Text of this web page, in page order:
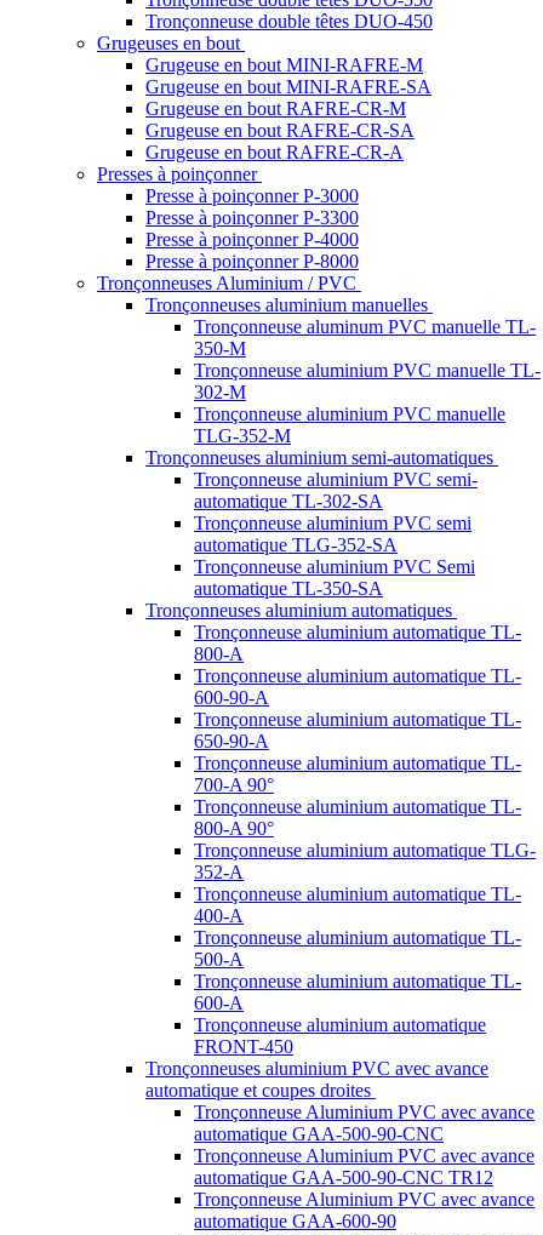
Tronçonneuse double têtes DUO-450
Grugeuses en bout
Grugeuse en bout MINI-RAFRE-M
Grugeuse en bout MINI-RAFRE-SA
Grugeuse en bout RAFRE-CR-M
Grugeuse en bout RAFRE-CR-SA
Grugeuse en bout RAFRE-CR-A
Presses à poinçonner
Presse à poinçonner P-3000
Presse à poinçonner P-3300
Presse à poinçonner P-4000
Presse à poinçonner P-8000
Tronçonneuses Aluminium / PVC
Tronçonneuses aluminium manuelles
Tronçonneuse aluminum PVC manuelle TL-
350-M
Tronçonneuse aluminium PVC manuelle TL-
302-M
Tronçonneuse aluminium PVC manuelle
TLG-352-M
Tronçonneuses aluminium semi-automatiques
Tronçonneuse aluminium PVC semi-
automatique TL-302-SA
Tronçonneuse aluminium PVC semi
automatique TLG-352-SA
Tronçonneuse aluminium PVC Semi
automatique TL-350-SA
Tronçonneuses aluminium automatiques
Tronçonneuse aluminium automatique TL-
800-A
Tronçonneuse aluminium automatique TL-
600-90-A
Tronçonneuse aluminium automatique TL-
650-90-A
Tronçonneuse aluminium automatique TL-
700-A 90°
Tronçonneuse aluminium automatique TL-
800-A 90°
Tronçonneuse aluminium automatique TLG-
352-A
Tronçonneuse aluminium automatique TL-
400-A
Tronçonneuse aluminium automatique TL-
500-A
Tronçonneuse aluminium automatique TL-
600-A
Tronçonneuse aluminium automatique
FRONT-450
Tronçonneuses aluminium PVC avec avance
automatique et coupes droites
Tronçonneuse Aluminium PVC avec avance
automatique GAA-500-90-CNC
Tronçonneuse Aluminium PVC avec avance
automatique GAA-500-90-CNC TR12
Tronçonneuse Aluminium PVC avec avance
automatique GAA-600-90